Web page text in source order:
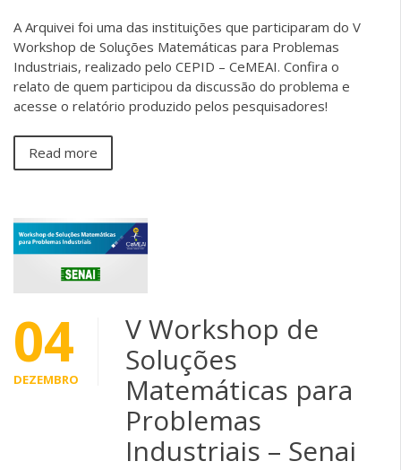
A Arquivei foi uma das instituições que participaram do V
Workshop de Soluções Matemáticas para Problemas
Industriais, realizado pelo CEPID – CeMEAI. Confira o
relato de quem participou da discussão do problema e
acesse o relatório produzido pelos pesquisadores!
Read more
04
DEZEMBRO
V Workshop de
Soluções
Matemáticas para
Problemas
Industriais – Senai